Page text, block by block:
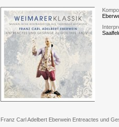
Franz Carl Adelbert Eberwein Entreactes und